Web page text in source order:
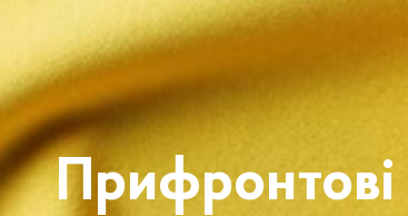
Прифронтові